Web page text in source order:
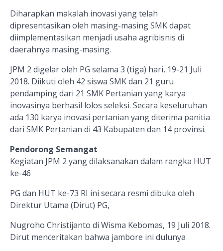
Diharapkan makalah inovasi yang telah
dipresentasikan oleh masing-masing SMK dapat
diimplementasikan menjadi usaha agribisnis di
daerahnya masing-masing.
JPM 2 digelar oleh PG selama 3 (tiga) hari, 19-21 Juli
2018. Diikuti oleh 42 siswa SMK dan 21 guru
pendampingdari 21 SMK Pertanian yang karya
inovasinya berhasil lolos seleksi. Secara keseluruhan
ada 130 karya inovasi pertanian yang diterima panitia
dari SMK Pertanian di 43 Kabupaten dan 14 provinsi.
Pendorong Semangat
Kegiatan JPM 2 yang dilaksanakan dalam rangka HUT
ke-46
PG dan HUT ke-73 RI ini secara resmi dibuka oleh
Direktur Utama (Dirut) PG,
Nugroho Christijanto di Wisma Kebomas, 19 Juli 2018.
Dirut menceritakan bahwa jambore ini dulunya